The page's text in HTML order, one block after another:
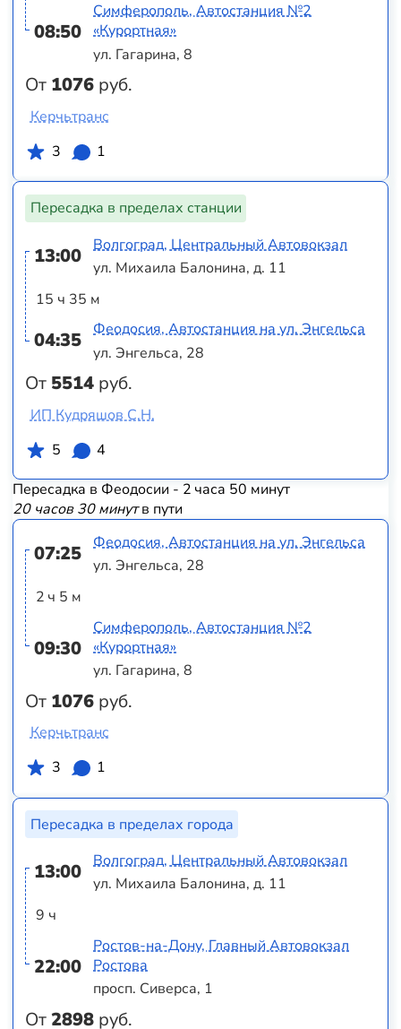
08:50
От 1076 руб.
Симферополь, Автостанция №2
«Курортная»
ул. Гагарина, 8
Керчьтранс
3
1
Пересадка в пределах станции
13:00
15 ч 35 м
04:35
От 5514 руб.
Волгоград, Центральный Автовокзал
ул. Михаила Балонина, д. 11
Феодосия, Автостанция на ул. Энгельса
ул. Энгельса, 28
ИП Кудряшов С.Н.
5
4
Пересадка в Феодосии - 2 часа 50 минут
20 часов 30 минутв пути
07:25
2 ч 5 м
09:30
От 1076 руб.
Феодосия, Автостанция на ул. Энгельса
ул. Энгельса, 28
Симферополь, Автостанция №2
«Курортная»
ул. Гагарина, 8
Керчьтранс
3
1
Пересадка в пределах города
13:00
9 ч
22:00
От2898 руб.
Волгоград, Центральный Автовокзал
ул. Михаила Балонина, д. 11
Ростов-на-Дону, Главный Автовокзал
Ростова
просп. Сиверса, 1